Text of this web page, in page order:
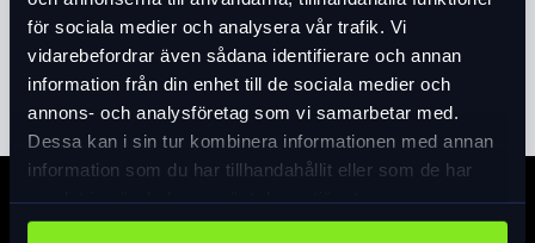
för sociala medier och analysera vår trafik. Vi
vidarebefordrar även sådana identifierare och annan
information från din enhet till de sociala medier och
annons- och analysföretag som vi samarbetar med.
Dessa kan i sin tur kombinera informationen med annan
information som du har tillhandahållit eller som de har
Läs merexpand_more
Specifikation